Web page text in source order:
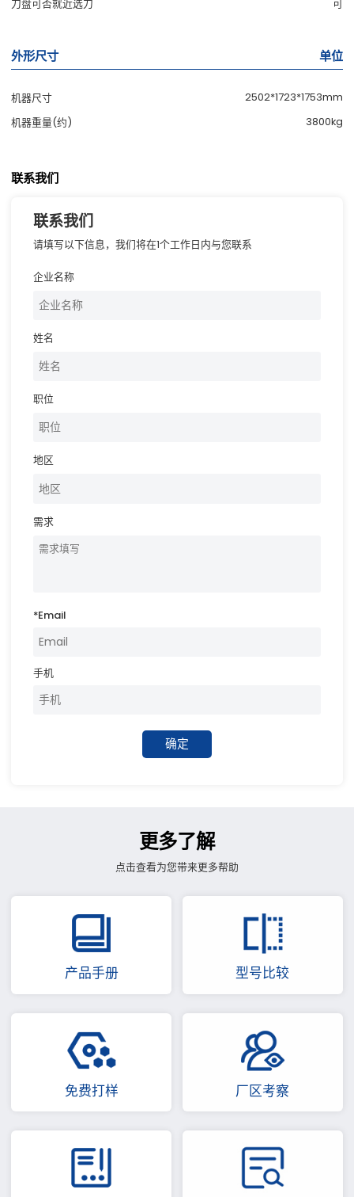
刀盘可否就近选刀 可
外形尺寸 单位
机器尺寸
2502*1723*1753mm
机器重量(约)
3800kg
联系我们
联系我们
请填写以下信息，我们将在1个工作日内与您联系
企业名称
姓名
职位
地区
需求
*Email
手机
确定
更多了解
点击查看为您带来更多帮助
产品手册 型号比较
免费打样 厂区考察